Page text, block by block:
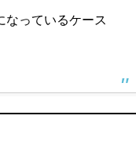
っているケース